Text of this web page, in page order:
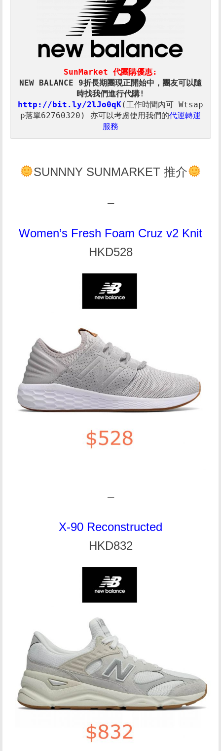
SunMarket 代團購優惠:
NEW BALANCE 9折長期團現正開始中，團友可以隨
時找我們進行代購!
http://bit.ly/2lJo0qK(工作時間內可 Wtsap
p落單62760320) 亦可以考慮使用我們的代運轉運
服務
SUNNNY SUNMARKET 推介
–
Women’s Fresh Foam Cruz v2 Knit
HKD528
–
X-90 Reconstructed
HKD832